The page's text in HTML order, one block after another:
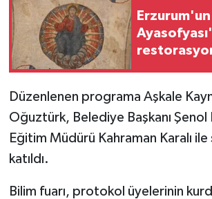
Erzurum'un
Düzenlenen programa Aşkale
Oğuztürk, Belediye Başkanı
Eğitim Müdürü Kahraman Karalı
katıldı.
Bilim fuarı, protokol üyelerinin